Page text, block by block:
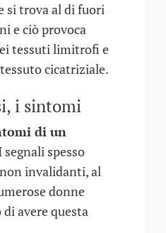
si trova al di fuori
e ciò provoca
tessuti limitrofi e
cicatriziale.
i sintomi
di un
segnali spesso
invalidanti, al
donne
avere questa